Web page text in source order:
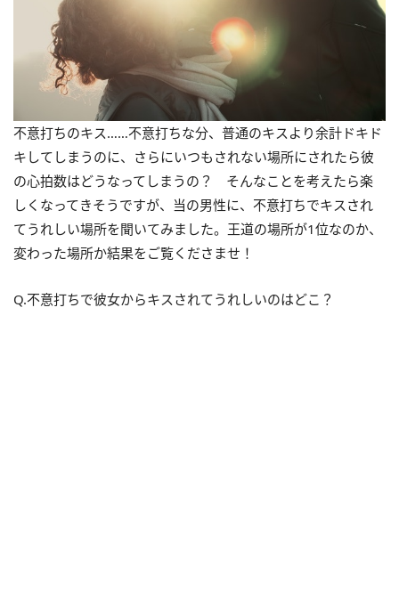
不意打ちのキス……不意打ちな分、普通のキスより余計ドキド
キしてしまうのに、さらにいつもされない場所にされたら彼
の心拍数はどうなってしまうの？ そんなことを考えたら楽
しくなってきそうですが、当の男性に、不意打ちでキスされ
てうれしい場所を聞いてみました。王道の場所が1位なのか、
変わった場所か結果をご覧くださませ！
Q.不意打ちで彼女からキスされてうれしいのはどこ？